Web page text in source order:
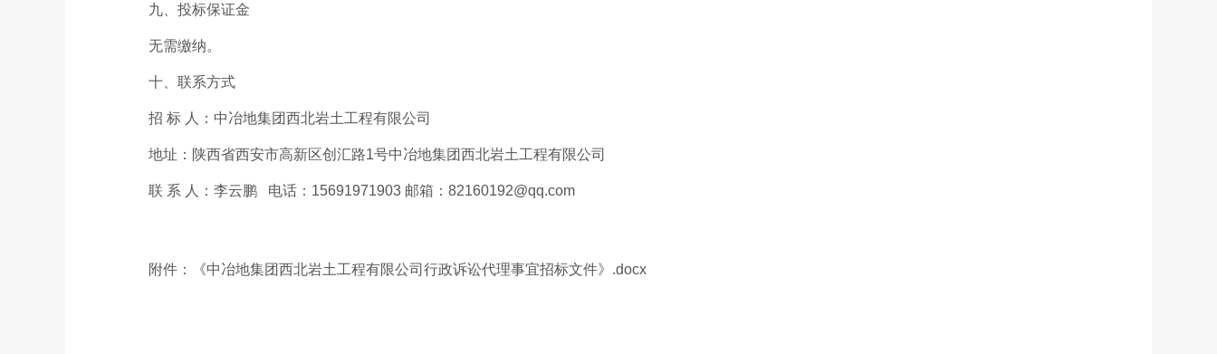
九、投标保证金
无需缴纳。
十、联系方式
招 标 人：中冶地集团西北岩土工程有限公司
地址：陕西省西安市高新区创汇路1号中冶地集团西北岩土工程有限公司
联 系 人：李云鹏 电话：15691971903 邮箱：82160192@qq.com
附件：《中冶地集团西北岩土工程有限公司行政诉讼代理事宜招标文件》.docx